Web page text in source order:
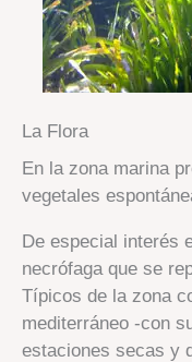
La Flora
En la zona marina
vegetales
De especial interés
necrófaga que se
Típicos de la zona
mediterráneo -con
estaciones secas y